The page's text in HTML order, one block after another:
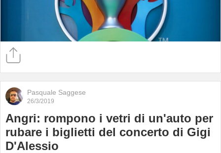
Pasquale Saggese
26/3/2019
Angri: rompono i vetri di un'auto per
rubare i biglietti del concerto di Gigi
D'Alessio